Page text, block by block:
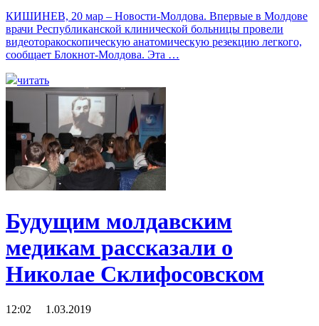
КИШИНЕВ, 20 мар – Новости-Молдова. Впервые в Молдове
врачи Республиканской клинической больницы провели
видеоторакоскопическую анатомическую резекцию легкого,
сообщает Блокнот-Молдова. Эта …
читать
Будущим молдавским
медикам рассказали о
Николае Склифосовском
12:02 1.03.2019